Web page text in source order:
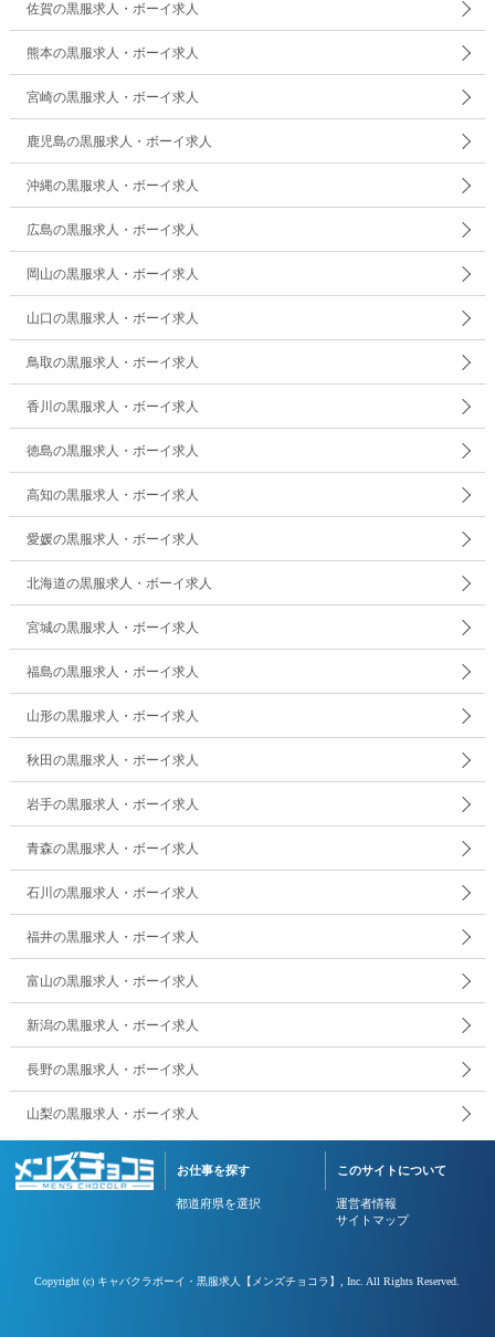
佐賀の黒服求人・ボーイ求人
熊本の黒服求人・ボーイ求人
宮崎の黒服求人・ボーイ求人
鹿児島の黒服求人・ボーイ求人
沖縄の黒服求人・ボーイ求人
広島の黒服求人・ボーイ求人
岡山の黒服求人・ボーイ求人
山口の黒服求人・ボーイ求人
鳥取の黒服求人・ボーイ求人
香川の黒服求人・ボーイ求人
徳島の黒服求人・ボーイ求人
高知の黒服求人・ボーイ求人
愛媛の黒服求人・ボーイ求人
北海道の黒服求人・ボーイ求人
宮城の黒服求人・ボーイ求人
福島の黒服求人・ボーイ求人
山形の黒服求人・ボーイ求人
秋田の黒服求人・ボーイ求人
岩手の黒服求人・ボーイ求人
青森の黒服求人・ボーイ求人
石川の黒服求人・ボーイ求人
福井の黒服求人・ボーイ求人
富山の黒服求人・ボーイ求人
新潟の黒服求人・ボーイ求人
長野の黒服求人・ボーイ求人
山梨の黒服求人・ボーイ求人
お仕事を探す
都道府県を選択
このサイトについて
運営者情報
サイトマップ
Copyright (c) キャバクラボーイ・黒服求人【メンズチョコラ】, Inc. All Rights Reserved.